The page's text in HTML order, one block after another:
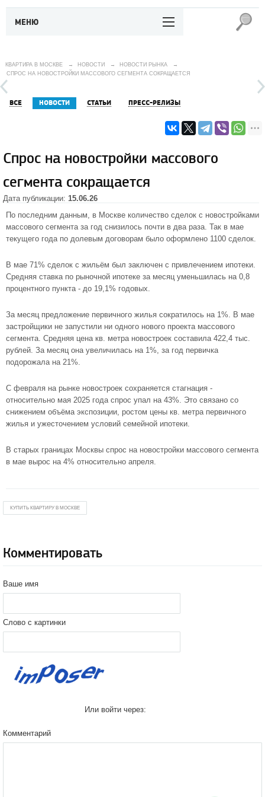
МЕНЮ
КВАРТИРА В МОСКВЕ → НОВОСТИ → НОВОСТИ РЫНКА
→
СПРОС НА НОВОСТРОЙКИ МАССОВОГО СЕГМЕНТА СОКРАЩАЕТСЯ
ВСЕ НОВОСТИ СТАТЬИ ПРЕСС-РЕЛИЗЫ
Спрос на новостройки массового
сегмента сокращается
Дата публикации: 15.06.26
По последним данным, в Москве количество сделок с новостройками
массового сегмента за год снизилось почти в два раза. Так в мае
текущего года по долевым договорам было оформлено 1100 сделок.
В мае 71% сделок с жильём был заключен с привлечением ипотеки.
Средняя ставка по рыночной ипотеке за месяц уменьшилась на 0,8
процентного пункта - до 19,1% годовых.
За месяц предложение первичного жилья сократилось на 1%. В мае
застройщики не запустили ни одного нового проекта массового
сегмента. Средняя цена кв. метра новостроек составила 422,4 тыс.
рублей. За месяц она увеличилась на 1%, за год первичка
подорожала на 21%.
С февраля на рынке новостроек сохраняется стагнация -
относительно мая 2025 года спрос упал на 43%. Это связано со
снижением объёма экспозиции, ростом цены кв. метра первичного
жилья и ужесточением условий семейной ипотеки.
В старых границах Москвы спрос на новостройки массового сегмента
в мае вырос на 4% относительно апреля.
КУПИТЬ КВАРТИРУ В МОСКВЕ
Комментировать
Ваше имя
Слово с картинки
Или войти через:
Комментарий